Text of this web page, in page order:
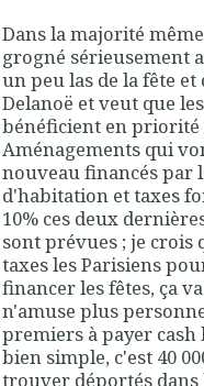
Dans la majorité
grogné sérieusement
un peu las de la fête
Delanoë et veut que
bénéficient en priorité
Aménagements qui
nouveau financés par
d'habitation et taxes
10% ces deux
sont prévues ; je
taxes les Parisiens
financer les fêtes, ça
n'amuse plus
premiers à payer cash
bien simple, c'est 40
trouver déportés dans